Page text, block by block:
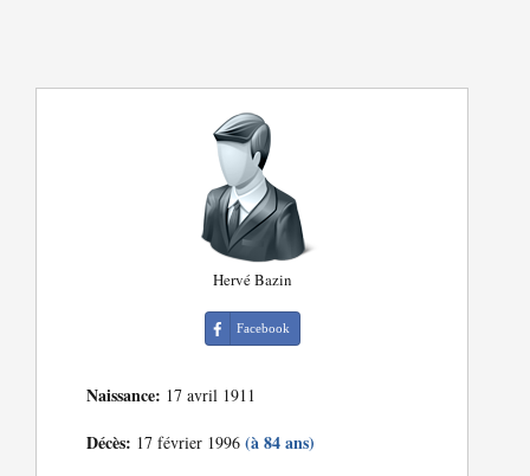
Hervé Bazin
Facebook
Naissance: 17 avril 1911
Décès: 17 février 1996(à 84 ans)